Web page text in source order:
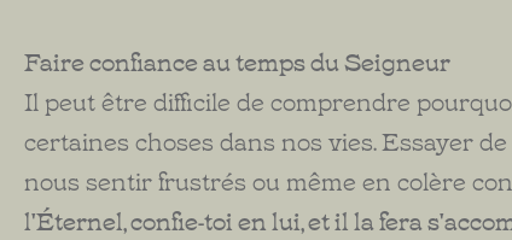
Faire confiance au temps du Seigneur
Il peut être difficile de comprendre
certaines choses dans nos vies. Essayer
nous sentir frustrés ou même en colère
l'Éternel, confie-toi en lui, et il la fera